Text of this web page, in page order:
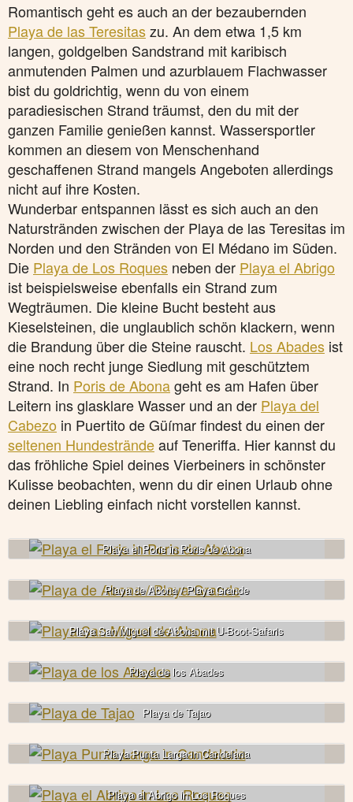
Romantisch geht es auch an der bezaubernden
Playa de las Teresitaszu. An dem etwa 1,5 km
langen, goldgelben Sandstrand mit karibisch
anmutenden Palmen und azurblauem Flachwasser
bist du goldrichtig, wenn du von einem
paradiesischen Strand träumst, den du mit der
ganzen Familie genießen kannst. Wassersportler
kommen an diesem von Menschenhand
geschaffenen Strand mangels Angeboten allerdings
nicht auf ihre Kosten.
Wunderbar entspannen lässt es sich auch an den
Naturstränden zwischen der Playa de las Teresitas im
Norden und den Stränden von El Médano im Süden.
Die Playa de Los Roques neben der Playa el Abrigo
ist beispielsweise ebenfalls ein Strand zum
Wegträumen. Die kleine Bucht besteht aus
Kieselsteinen, die unglaublich schön klackern, wenn
die Brandung über die Steine rauscht. Los Abades ist
eine noch recht junge Siedlung mit geschütztem
Strand. In Poris de Abonageht es am Hafen über
Leitern ins glasklare Wasser und an der Playa del
Cabezo in Puertito de Güímar findest du einen der
seltenen Hundesträndeauf Teneriffa. Hier kannst du
das fröhliche Spiel deines Vierbeiners in schönster
Kulisse beobachten, wenn du dir einen Urlaub ohne
deinen Liebling einfach nicht vorstellen kannst.
Playa el Poris in Poris de Abona
Playa de Abona / Playa Grande
Playa San Miguel de Abona mit U-Boot-Safaris
Playa de los Abades
Playa de Tajao
Playa Punta Larga in Candelaria
Playa el Abrigo in Los Roques